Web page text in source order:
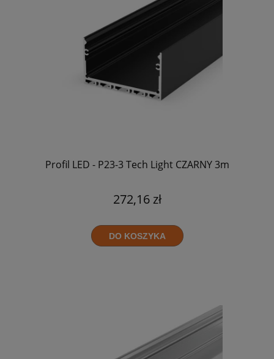
Profil LED - P23-3 Tech Light CZARNY 3m
272,16 zł
DO KOSZYKA